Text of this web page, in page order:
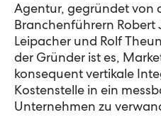
Agentur, gegründet von
Branchenführern Robert
Leipacher und Rolf
der Gründer ist es,
konsequent vertikale
Kostenstelle in ein
Unternehmen zu